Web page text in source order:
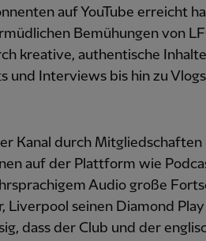
auf YouTube erreicht
Bemühungen von
kreative, authentische Inhalte
und Interviews bis hin zu
Kanal durch Mitgliedschaften
auf der Plattform wie
Audio große
Liverpool seinen Diamond
dass der Club und der